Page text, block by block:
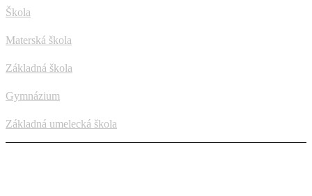
Škola
Materská škola
Základná škola
Gymnázium
Základná umelecká škola